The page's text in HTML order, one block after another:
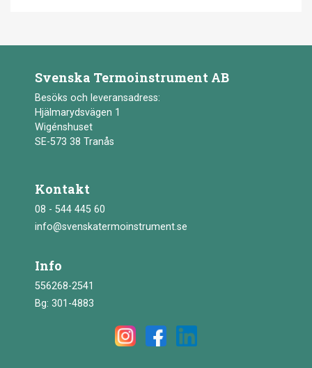
Svenska Termoinstrument AB
Besöks och leveransadress:
Hjälmarydsvägen 1
Wigénshuset
SE-573 38 Tranås
Kontakt
08 - 544 445 60
info@svenskatermoinstrument.se
Info
556268-2541
Bg: 301-4883